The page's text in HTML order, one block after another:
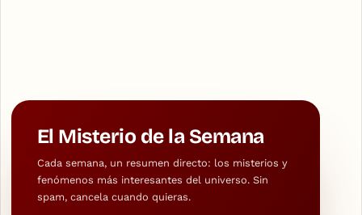
El Misterio de la Semana
Cada semana, un resumen directo: los misterios y
fenómenos más interesantes del universo. Sin
spam, cancela cuando quieras.